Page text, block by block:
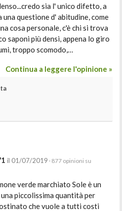
sia l' unico difetto, a
una questione d' abitudine, come
cosa personale, c'è chi si trova
saponi più densi, appena lo giro
troppo scomodo,…
Continua a leggere l'opinione »
il 01/07/2019 · 877 opinioni su
verde marchiato Sole è un
piccolissima quantità per
che vuole a tutti costi